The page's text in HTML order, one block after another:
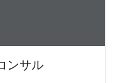
ンサル